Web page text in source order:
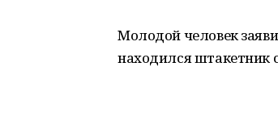
Молодой человек
находился штакетник